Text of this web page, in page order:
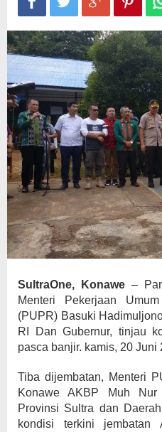
SultraOne, Konawe–
Menteri Pekerjaan
(PUPR) Basuki
RI Dan Gubernur, tinjau
pasca banjir. kamis, 20 Juni
Tiba dijembatan, Menteri
Konawe AKBP Muh Nur
Provinsi Sultra dan
kondisi terkini jembatan